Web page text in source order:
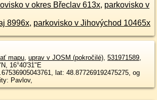
v okres Břeclav 613x, parkovisko v
8996x, parkovisko v Jihovýchod 10465x
mapu, uprav v JOSM (pokročilé), 531971589,
, 16°40'31"E
lat: 48.877269192475275, og
Pavlov,